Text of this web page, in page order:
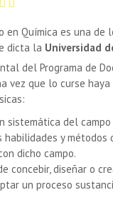
en Química es una de
dicta la Universidad
del Programa de
vez que lo curse haya
sistemática del
habilidades y métodos
dicho campo.
concebir, diseñar o
un proceso